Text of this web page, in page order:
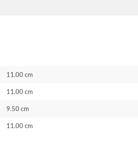
11.00 cm
11.00 cm
9.50 cm
11.00 cm